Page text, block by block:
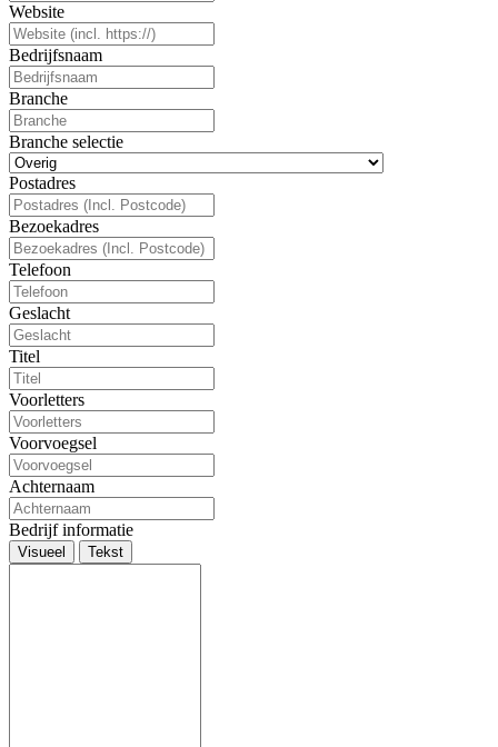
Website
Bedrijfsnaam
Branche
Branche selectie
Postadres
Bezoekadres
Telefoon
Geslacht
Titel
Voorletters
Voorvoegsel
Achternaam
Bedrijf informatie
Visueel Tekst